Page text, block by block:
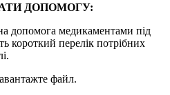
ДОПОМОГУ:
допомога медикаментами під
короткий перелік потрібних
файл.